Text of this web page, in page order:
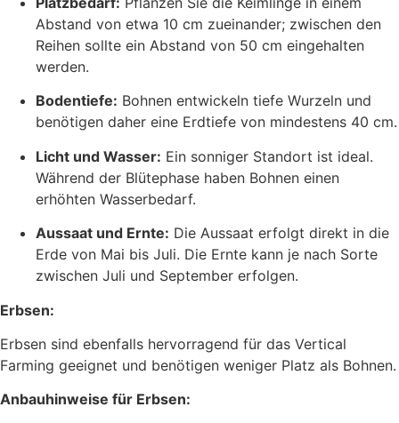
Abstand von etwa 10 cm zueinander; zwischen den
Reihen sollte ein Abstand von 50 cm eingehalten
werden.
Bodentiefe: Bohnen entwickeln tiefe Wurzeln und
benötigen daher eine Erdtiefe von mindestens 40 cm.
Licht und Wasser: Ein sonniger Standort ist ideal.
Während der Blütephase haben Bohnen einen
erhöhten Wasserbedarf.
Aussaat und Ernte: Die Aussaat erfolgt direkt in die
Erde von Mai bis Juli. Die Ernte kann je nach Sorte
zwischen Juli und September erfolgen.
Erbsen:
Erbsen sind ebenfalls hervorragend für das Vertical
Farming geeignet und benötigen weniger Platz als Bohnen.
Anbauhinweise für Erbsen: